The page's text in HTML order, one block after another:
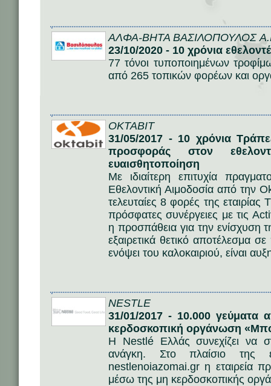
ΑΛΦΑ-ΒΗΤΑ ΒΑΣΙΛΟΠΟΥΛΟΣ
23/10/2020 - 10 χρόνια
77 τόνοι τυποποιημένων
από 265 τοπικών φορέων και
OKTABIT
31/05/2017 - 10 χρόνια
προσφοράς στον
ευαισθητοποίηση
Με ιδιαίτερη επιτυχία
Εθελοντική Αιμοδοσία από την
τελευταίες 8 φορές της
πρόσφατες συνέργειες με τις
η προσπάθεια για την ενίσχυση
εξαιρετικά θετικό αποτέλεσμα
ενόψει του καλοκαιριού, είναι
NESTLE
31/01/2017 - 10.000 γεύματα
κερδοσκοπική οργάνωση
Η Nestlé Ελλάς συνεχίζει να
ανάγκη. Στο πλαίσιο της
nestlenoiazomai.gr η εταιρεία
μέσω της μη κερδοσκοπικής